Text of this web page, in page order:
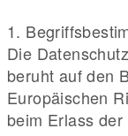
1.
Die
beruht auf den
Europäischen
beim Erlass